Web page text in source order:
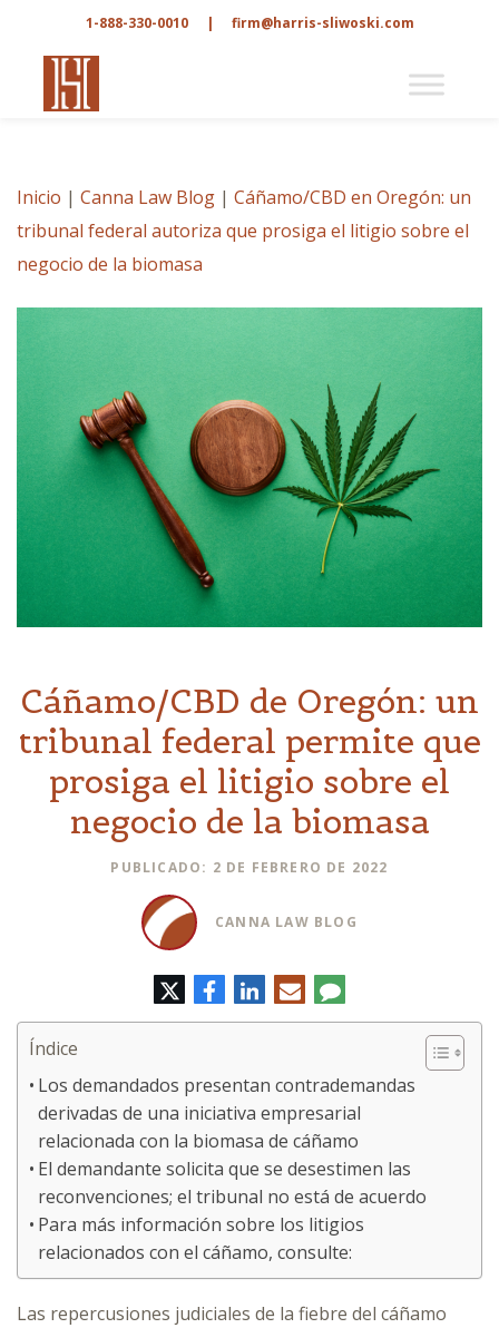
1-888-330-0010 | firm@harris-sliwoski.com
Inicio | Canna Law Blog | Cáñamo/CBD en Oregón: un
tribunal federal autoriza que prosiga el litigio sobre el
negocio de la biomasa
Cáñamo/CBD de Oregón: un
tribunal federal permite que
prosiga el litigio sobre el
negocio de la biomasa
PUBLICADO: 2 DE FEBRERO DE 2022
CANNA LAW BLOG
TwitterFacebookLinkedIn
Correo
electrónico
Comentario
Índice
Los demandados presentan contrademandas
derivadas de una iniciativa empresarial
relacionada con la biomasa de cáñamo
El demandante solicita que se desestimen las
reconvenciones; el tribunal no está de acuerdo
Para más información sobre los litigios
relacionados con el cáñamo, consulte:
Las repercusiones judiciales de la fiebre del cáñamo